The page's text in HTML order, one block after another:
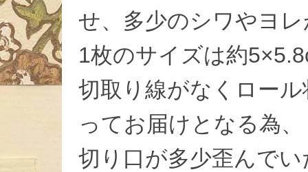
せ、多少のシワやヨ
1枚のサイズは約
切取り線がなくロー
ってお届けとなる為、
切り口が多少歪んで